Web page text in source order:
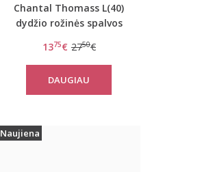
Chantal Thomass L(40)
dydžio rožinės spalvos
1375€ 2750€
DAUGIAU
Naujiena